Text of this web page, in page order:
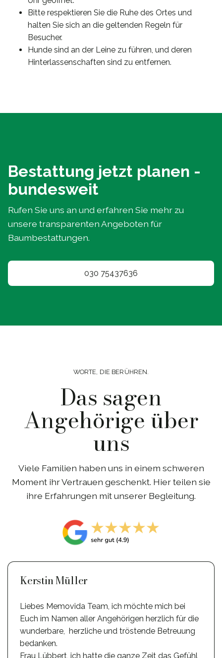
Bitte respektieren Sie die Ruhe des Ortes und
halten Sie sich an die geltenden Regeln für
Besucher.
Hunde sind an der Leine zu führen, und deren
Hinterlassenschaften sind zu entfernen.
Bestattung jetzt planen -
bundesweit
Rufen Sie uns an und erfahren Sie mehr zu
unsere transparenten Angeboten für
Baumbestattungen.
030 75437636
WORTE, DIE BERÜHREN.
Das sagen
Angehörige über
uns
Viele Familien haben uns in einem schweren
Moment ihr Vertrauen geschenkt. Hier teilen sie
ihre Erfahrungen mit unserer Begleitung.
Kerstin Müller
Liebes Memovida Team, ich möchte mich bei
Euch im Namen aller Angehörigen herzlich für die
wunderbare, herzliche und tröstende Betreuung
bedanken.
Frau Lübbert, ich hatte die ganze Zeit das Gefühl